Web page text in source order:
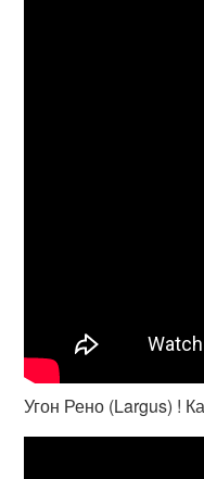
Угон Рено (Largus) !